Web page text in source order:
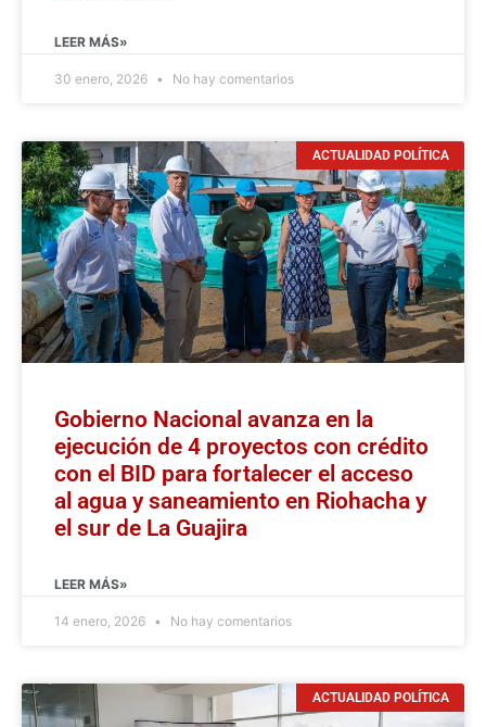
LEER MÁS»
30 enero, 2026 No hay comentarios
ACTUALIDAD POLÍTICA
Gobierno Nacional avanza en la
ejecución de 4 proyectos con crédito
con el BID para fortalecer el acceso
al agua y saneamiento en Riohacha y
el sur de La Guajira
LEER MÁS»
14 enero, 2026 No hay comentarios
ACTUALIDAD POLÍTICA